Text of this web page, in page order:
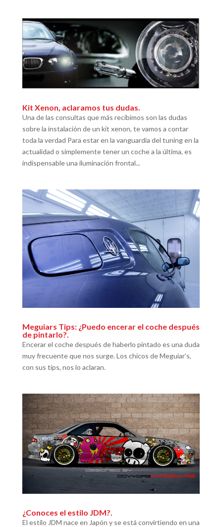
Kit Xenon, aclaramos tus dudas.
Una de las consultas que más recibimos son las dudas
sobre la instalación de un kit xenon, te vamos a contar
toda la verdad Para estar en la vanguardia del tuning en la
actualidad o simplemente tener un coche a la última, es
indispensable una iluminación frontal...
Meguiars Tips: ¿Puedo encerar el coche después
de pintarlo?.
Encerar el coche después de haberlo pintado es una duda
muy frecuente que nos surge. Los chicos de Meguiar’s,
con sus tips, nos lo aclaran.
¿Conoces el estilo JDM?.
El estilo JDM nace en Japón y se está convirtiendo en una